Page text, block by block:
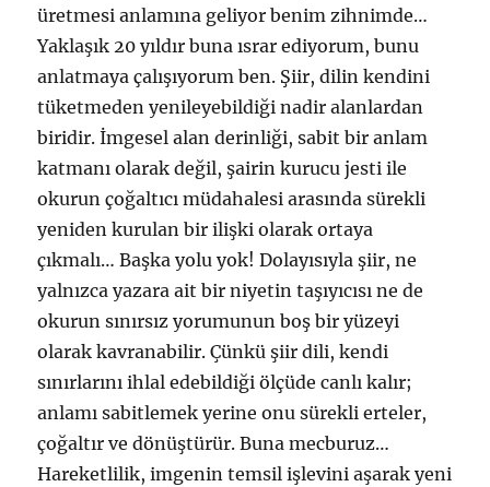
üretmesi anlamına geliyor benim zihnimde…
Yaklaşık 20 yıldır buna ısrar ediyorum, bunu
anlatmaya çalışıyorum ben. Şiir, dilin kendini
tüketmeden yenileyebildiği nadir alanlardan
biridir. İmgesel alan derinliği, sabit bir anlam
katmanı olarak değil, şairin kurucu jesti ile
okurun çoğaltıcı müdahalesi arasında sürekli
yeniden kurulan bir ilişki olarak ortaya
çıkmalı… Başka yolu yok! Dolayısıyla şiir, ne
yalnızca yazara ait bir niyetin taşıyıcısı ne de
okurun sınırsız yorumunun boş bir yüzeyi
olarak kavranabilir. Çünkü şiir dili, kendi
sınırlarını ihlal edebildiği ölçüde canlı kalır;
anlamı sabitlemek yerine onu sürekli erteler,
çoğaltır ve dönüştürür. Buna mecburuz…
Hareketlilik, imgenin temsil işlevini aşarak yeni